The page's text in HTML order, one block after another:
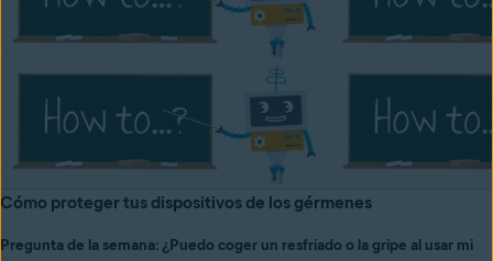
Cómo proteger tus dispositivos de los gérmenes
Pregunta de la semana: ¿Puedo coger un resfriado o la gripe al usar mi